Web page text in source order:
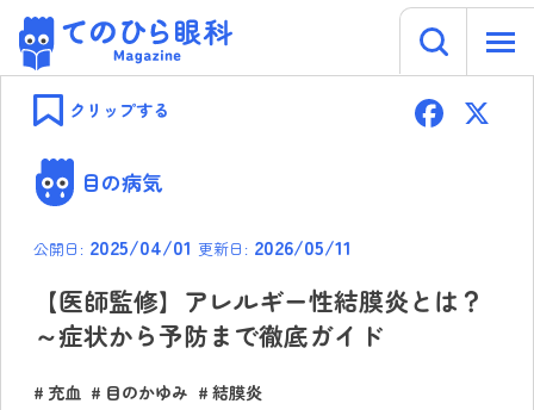
Skip
content
てのひら眼科 Magazine
目の病気
クリップする F
ok
公開日: 2025/04/01 更新日: 2026/05/11
【医師監修】アレルギー性結膜炎とは？
～症状から予防まで徹底ガイド
充血 目のかゆみ 結膜炎